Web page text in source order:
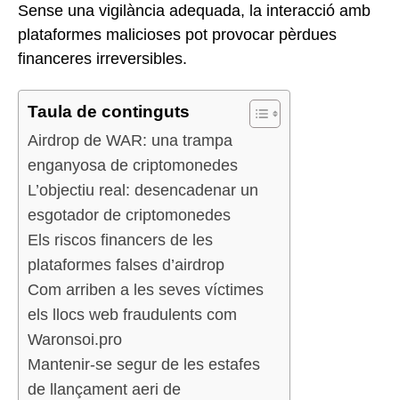
Sense una vigilància adequada, la interacció amb
plataformes malicioses pot provocar pèrdues
financeres irreversibles.
Taula de continguts
Airdrop de WAR: una trampa
enganyosa de criptomonedes
L’objectiu real: desencadenar un
esgotador de criptomonedes
Els riscos financers de les
plataformes falses d’airdrop
Com arriben a les seves víctimes
els llocs web fraudulents com
Waronsoi.pro
Mantenir-se segur de les estafes
de llançament aeri de